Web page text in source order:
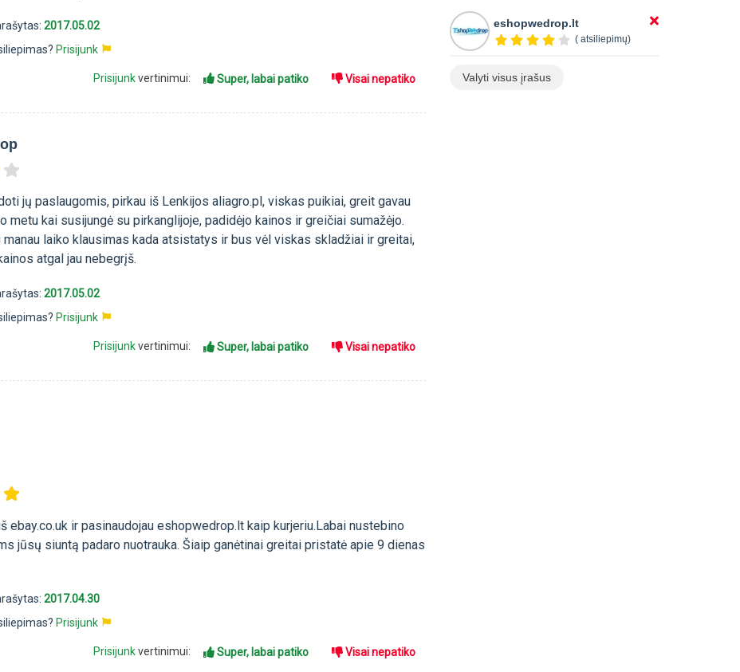
2017.05.02
Prisijunk
Prisijunkvertinimui: Super, labai patiko Visai nepatiko
jų paslaugomis, pirkau iš Lenkijos aliagro.pl, viskas puikiai, greit gavau
metu kai susijungė su pirkanglijoje, padidėjo kainos ir greičiai sumažėjo.
manau laiko klausimas kada atsistatys ir bus vėl viskas skladžiai ir greitai,
atgal jau nebegrįš.
2017.05.02
Prisijunk
Prisijunkvertinimui: Super, labai patiko Visai nepatiko
ebay.co.uk ir pasinaudojau eshopwedrop.lt kaip kurjeriu.Labai nustebino
jūsų siuntą padaro nuotrauka. Šiaip ganėtinai greitai pristatė apie 9 dienas
2017.04.30
Prisijunk
Prisijunkvertinimui: Super, labai patiko Visai nepatiko
eshopwedrop.lt
( atsiliepimų)
Valyti visus įrašus